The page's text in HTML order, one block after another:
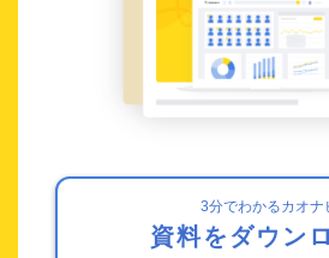
3分でわかるカオナ
資料をダウン